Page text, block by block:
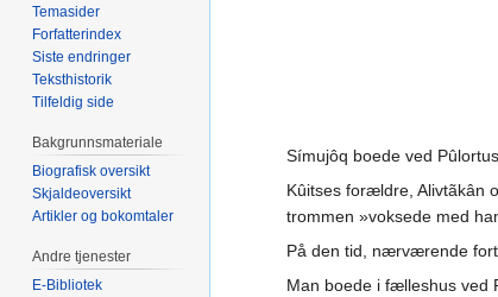
Símujôq boede ved
Kûitses forældre, Alivtãkân
trommen »voksede med
På den tid, nærværende
Man boede i fælleshus ved
Temasider
Forfatterindex
Siste endringer
Teksthistorik
Tilfeldig side
Bakgrunnsmateriale
Biografisk oversikt
Skjaldeoversikt
Artikler og bokomtaler
Andre tjenester
E-Bibliotek